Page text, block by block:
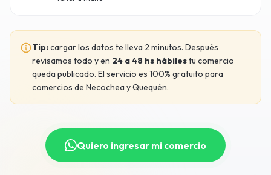
Tip:cargar los datos te lleva 2 minutos. Después
revisamos todo y en 24 a 48 hs hábilestu comercio
queda publicado. El servicio es 100% gratuito para
comercios de Necochea y Quequén.
Quiero ingresar mi comercio